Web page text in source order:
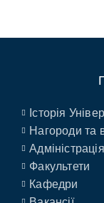
Історія
Нагороди та
Адміністрація
Факультети
Кафедри